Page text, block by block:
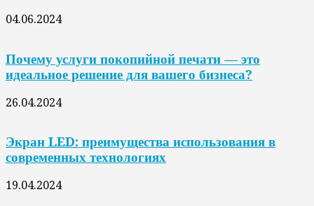
04.06.2024
Почему услуги покопийной печати — это
идеальное решение для вашего бизнеса?
26.04.2024
Экран LED: преимущества использования в
современных технологиях
19.04.2024